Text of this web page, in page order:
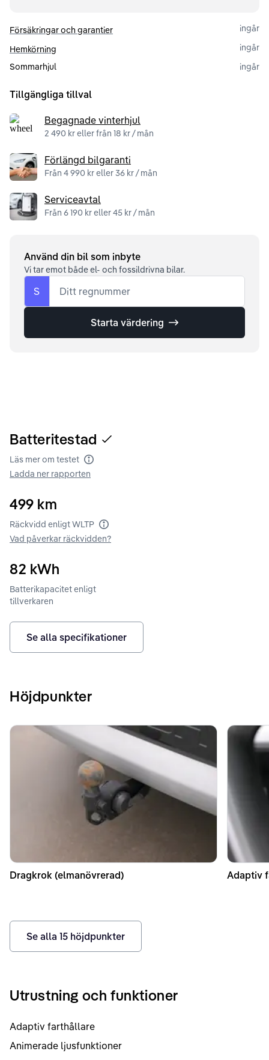
Försäkringar och garantier
ingår
Hemkörning
ingår
Sommarhjul
ingår
Tillgängliga tillval
Begagnade vinterhjul
2 490 kr eller från 18 kr / mån
Förlängd bilgaranti
Från 4 990 kr eller 36 kr / mån
Serviceavtal
Från 6 190 kr eller 45 kr / mån
Använd din bil som inbyte
Vi tar emot både el- och fossildrivna bilar.
S Ditt regnummer
Starta värdering
Batteritestad
Läs mer om testet Batteritest
Ladda ner rapporten
499 km
Räckvidd enligt WLTP Räckvidd enligt WLTP
Vad påverkar räckvidden?
82 kWh
Batterikapacitet enligt
tillverkaren
Se alla specifikationer
Höjdpunkter
Dragkrok (elmanövrerad) Adaptiv
Se alla 15 höjdpunkter
Utrustning och funktioner
Adaptiv farthållare
Animerade ljusfunktioner